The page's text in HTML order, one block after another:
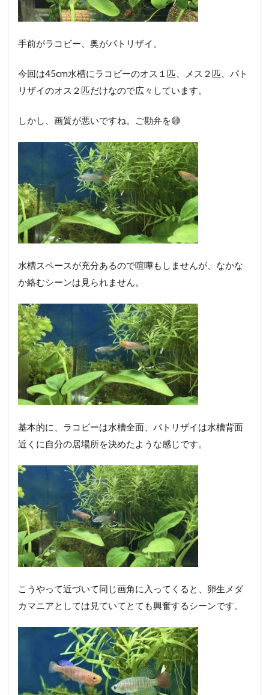
手前がラコビー、奥がパトリザイ。
今回は45cm水槽にラコビーのオス１匹、メス２匹、パト
リザイのオス２匹だけなので広々しています。
しかし、画質が悪いですね。ご勘弁を😅
水槽スペースが充分あるので喧嘩もしませんが、なかな
か絡むシーンは見られません。
基本的に、ラコビーは水槽全面、パトリザイは水槽背面
近くに自分の居場所を決めたような感じです。
こうやって近づいて同じ画角に入ってくると、卵生メダ
カマニアとしては見ていてとても興奮するシーンです。